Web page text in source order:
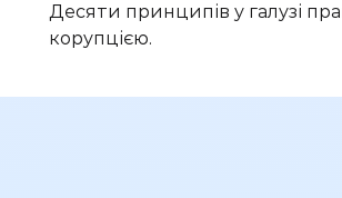
Десяти принципів у галузі
корупцією.